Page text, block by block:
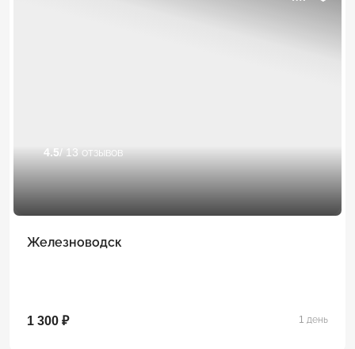
4.5/ 13 отзывов
Железноводск
1 300 ₽ 1 день